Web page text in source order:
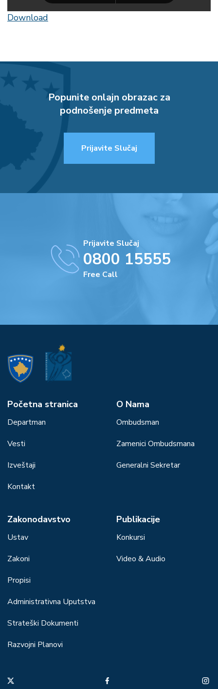
Download
Popunite onlajn obrazac za
podnošenje predmeta
Prijavite Slučaj
Prijavite Slučaj
0800 15555
Free Call
Početna stranica
Departman
Vesti
Izveštaji
Kontakt
О Nama
Ombudsman
Zamenici Ombudsmana
Generalni Sekretar
Zakonodavstvo
Ustav
Zakoni
Propisi
Administrativna Uputstva
Strateški Dokumenti
Razvojni Planovi
Publikacije
Konkursi
Video & Audio